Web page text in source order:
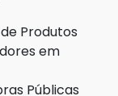
Produtos
em
Públicas